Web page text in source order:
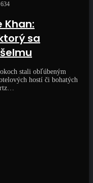
634
Khan:
sa
stali obľúbeným
hostí či bohatých